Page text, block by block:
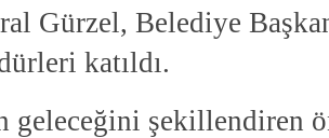
Gürzel, Belediye
katıldı.
geleceğini şekillendiren